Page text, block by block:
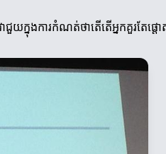
ជួយក្នុងការកំណត់ថាតើតើអ្នកគួរតែផ្